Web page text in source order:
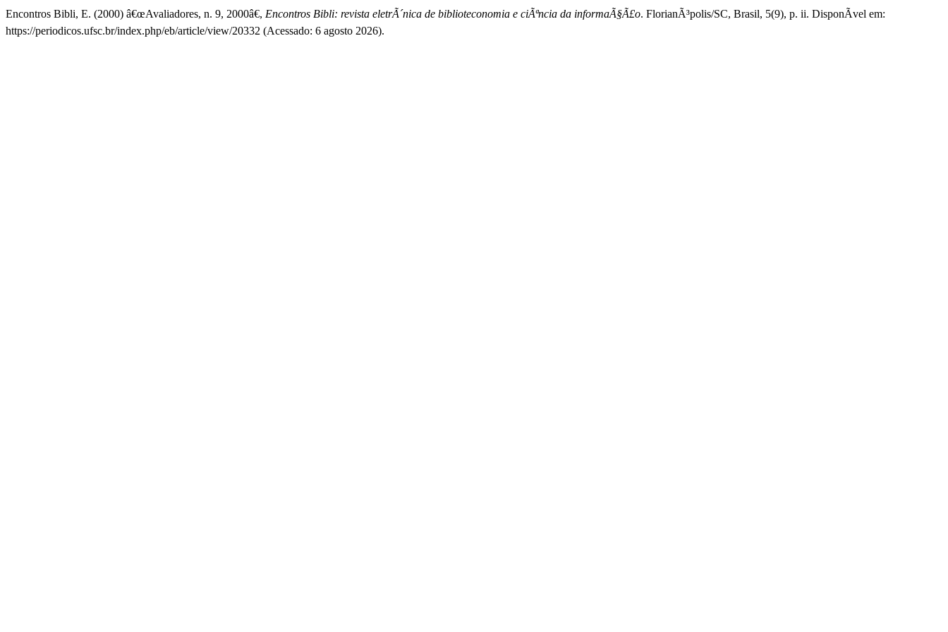
Encontros Bibli, E. (2000) â€œAvaliadores, n. 9, 2000â€, Encontros Bibli: revista eletrÃ´nica de biblioteconomia e ciÃªncia da informaÃ§Ã£o. FlorianÃ³polis/SC, Brasil, 5(9), p. ii. DisponÃ­vel em:
https://periodicos.ufsc.br/index.php/eb/article/view/20332 (Acessado: 6 agosto 2026).